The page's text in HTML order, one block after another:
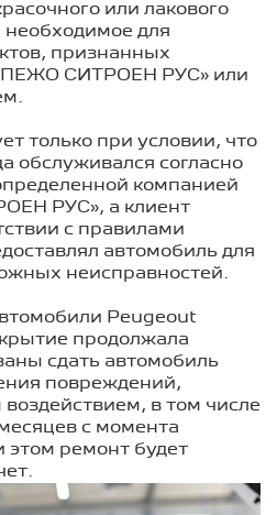
или лакового
необходимое для
признанных
СИТРОЕН РУС» или
только при условии, что
обслуживался согласно
компанией
РУС», а клиент
с правилами
автомобиль для
неисправностей.
Peugeout
продолжала
сдать автомобиль
повреждений,
в том числе
с момента
ремонт будет